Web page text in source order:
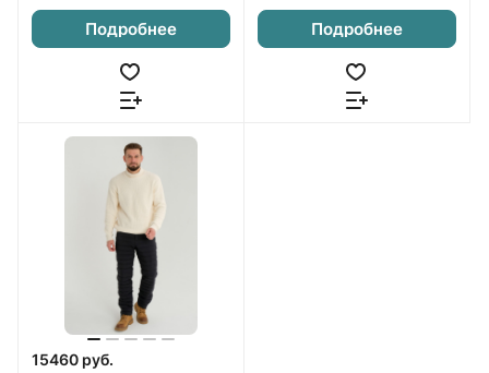
Подробнее Подробнее
15460 руб.